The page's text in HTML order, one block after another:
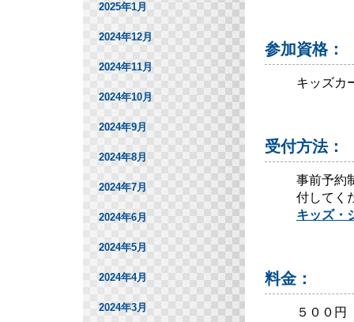
参加資格：
キッズカ
受付方法：
事前予約
付してく
キッズ・
料金：
５００円
2025年1月
2024年12月
2024年11月
2024年10月
2024年9月
2024年8月
2024年7月
2024年6月
2024年5月
2024年4月
2024年3月